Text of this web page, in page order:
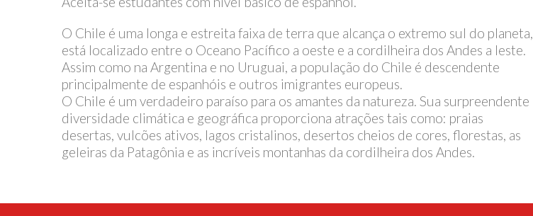
O Chile é uma longa e estreita faixa de terra que alcança o extremo sul do planeta,
está localizado entre o Oceano Pacífico a oeste e a cordilheira dos Andes a leste.
Assim como na Argentina e no Uruguai, a população do Chile é descendente
principalmente de espanhóis e outros imigrantes europeus.
O Chile é um verdadeiro paraíso para os amantes da natureza. Sua surpreendente
diversidade climática e geográfica proporciona atrações tais como: praias
desertas, vulcões ativos, lagos cristalinos, desertos cheios de cores, florestas, as
geleiras da Patagônia e as incríveis montanhas da cordilheira dos Andes.